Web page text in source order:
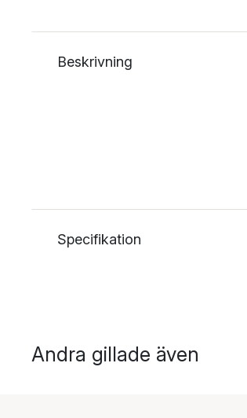
Beskrivning
Specifikation
Andra gillade även